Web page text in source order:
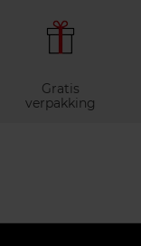
Gratis
verpakking